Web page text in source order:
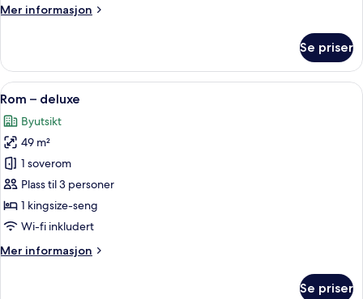
Mer informasjon
Mer
Beverly
Hills
Suite
Se priser
Åpne
alle
bildene
av
Rom
–
deluxe
Rom – deluxe | 1 soverom,
5
Rom – deluxe
Byutsikt
49 m²
1 soverom
Plass til 3 personer
1 kingsize-seng
Wi-fi inkludert
Mer informasjon
Mer
Se priser